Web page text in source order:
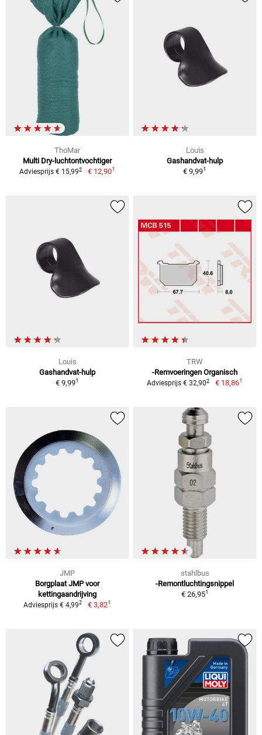
ThoMar
Multi Dry-luchtontvochtiger
Adviesprijs € 15,992 € 12,901
Louis
Gashandvat-hulp
€ 9,991
Louis
Gashandvat-hulp
€ 9,991
TRW
-Remvoeringen Organisch
Adviesprijs € 32,902 € 18,861
JMP
Borgplaat JMP voor
kettingaandrijving
Adviesprijs € 4,992 € 3,821
stahlbus
-Remontluchtingsnippel
€ 26,951